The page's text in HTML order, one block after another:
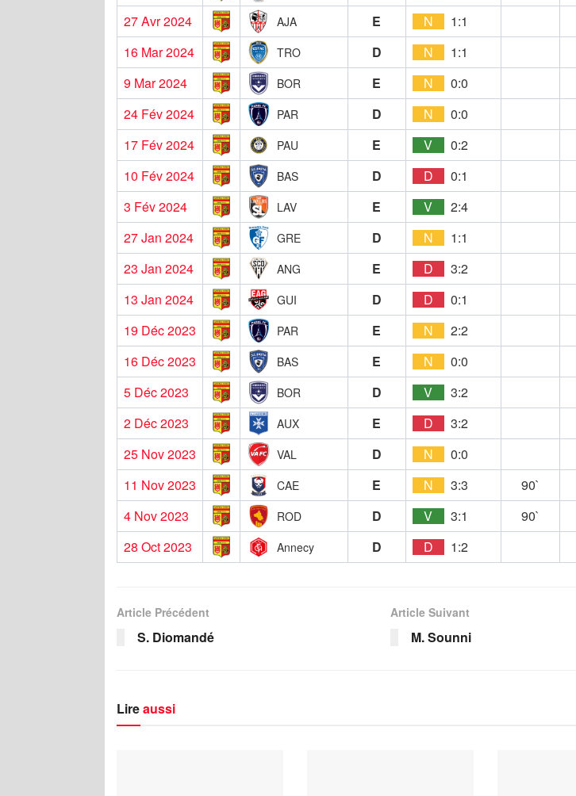
27 Avr 2024
AJA E N
1:1
16 Mar 2024
TRO D N
1:1
9 Mar 2024
BOR E N
0:0
24 Fév 2024
PAR D N
0:0
17 Fév 2024
PAU E V
0:2
10 Fév 2024
BAS D D
0:1
3 Fév 2024
LAV E V
2:4
27 Jan 2024
GRE D N
1:1
23 Jan 2024
ANG E D
3:2
13 Jan 2024
GUI D D
0:1
19 Déc 2023
PAR E N
2:2
16 Déc 2023
BAS E N
0:0
5 Déc 2023
BOR D V
3:2
2 Déc 2023
AUX E D
3:2
25 Nov 2023
VAL D N
0:0
11 Nov 2023
CAE E N 3:3 90`
4 Nov 2023
ROD D V 3:1 90`
28 Oct 2023
Annecy D D 1:2
Article Précédent
S. Diomandé
Article Suivant
M. Sounni
Lireaussi